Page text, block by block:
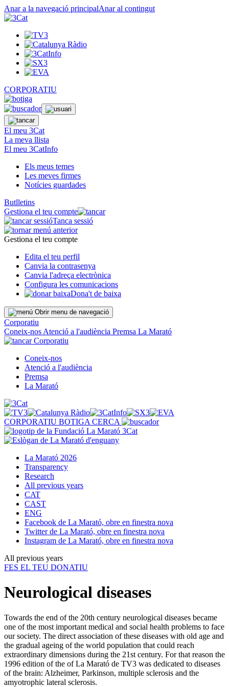
Anar a la navegació principalAnar al contingut
CORPORATIU
El meu 3Cat
La meva llista
El meu 3CatInfo
Els meus temes
Les meves firmes
Notícies guardades
Butlletins
Gestiona el teu compte
Tanca sessió
Gestiona el teu compte
Edita el teu perfil
Canvia la contrasenya
Canvia l'adreça electrònica
Configura les comunicacions
Dona't de baixa
Obrir menu de navegació
Corporatiu
Coneix-nos Atenció a l'audiència Premsa La Marató
Corporatiu
Coneix-nos
Atenció a l'audiència
Premsa
La Marató
CORPORATIU BOTIGA CERCA
La Marató 2026
Transparency
Research
All previous years
CAT
CAST
ENG
Facebook de La Marató, obre en finestra nova
Twitter de La Marató, obre en finestra nova
Instagram de La Marató, obre en finestra nova
All previous years
FES EL TEU DONATIU
Neurological diseases
Towards the end of the 20th century neurological diseases became
one of the most important medical and social health problems to face
our society. The direct association of these diseases with old age and
the gradual ageing of the world population that could reach
extraordinary dimensions during the 21st century. For that reason the
1996 edition of the of La Marató de TV3 was dedicated to diseases
of the brain: Alzheimer, Parkinson, multiple sclerosis and the
amyotrophic lateral sclerosis.